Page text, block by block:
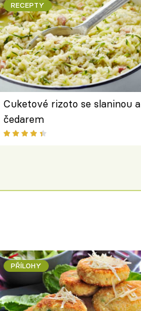
RECEPTY
Cuketové rizoto se slaninou a
čedarem
PŘÍLOHY